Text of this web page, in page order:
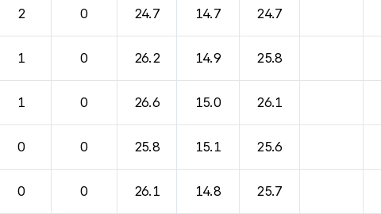
2 0 24.7 14.7 24.7
1 0 26.2 14.9 25.8
1 0 26.6 15.0 26.1
0 0 25.8 15.1 25.6
0 0 26.1 14.8 25.7